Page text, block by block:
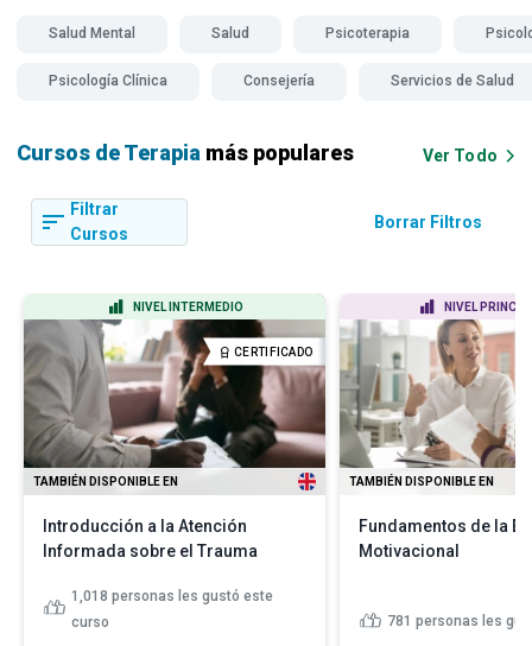
Salud Mental Salud Psicoterapia
Psicología Clínica Consejería Servicios de Salud
Cursos de Terapia más populares Ver Todo
Filtrar
Cursos
Borrar Filtros
NIVEL INTERMEDIO
CERTIFICADO
TAMBIÉN DISPONIBLE EN
Introducción a la Atención
Informada sobre el Trauma
1,018 personas les gustó este
curso
NIVEL
TAMBIÉN DISPONIBLE EN
Fundamentos de la
Motivacional
781 personas les